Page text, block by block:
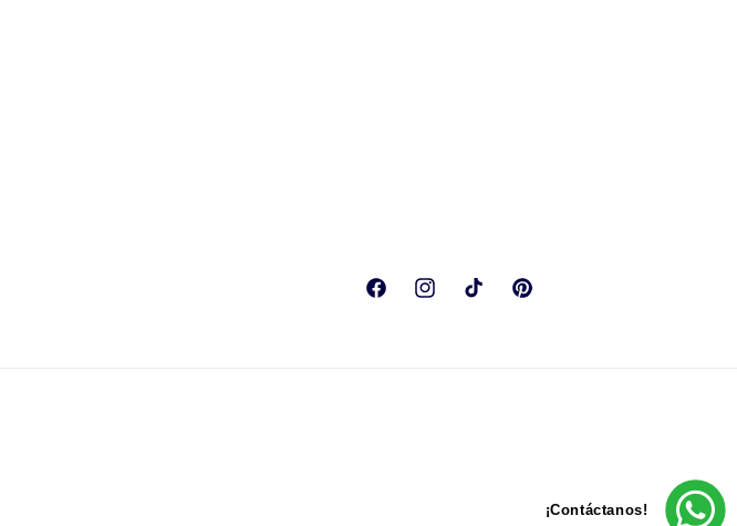
FacebookInstagramTikTokPinterest
de
¡Contáctanos!